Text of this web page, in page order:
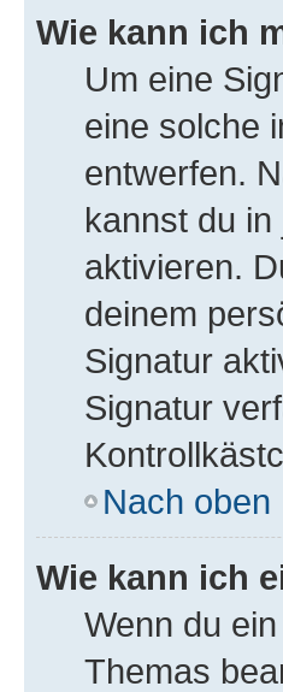
Wie kann ich
Um eine
eine solche
entwerfen.
kannst du in
aktivieren.
deinem
Signatur
Signatur
Nach oben
Wie kann ich
Wenn du
Themas